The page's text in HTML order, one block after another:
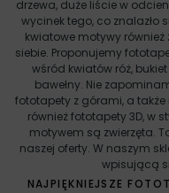
drzewa, duże liście w
wycinek tego, co znalazło
kwiatowe motywy
siebie. Proponujemy
wśród kwiatów róż,
bawełny. Nie
fototapety z górami, a
również fototapety 3D, w
motywem są zwierzęta.
naszej oferty. W naszym
wpisującą
NAJPIĘKNIEJSZE